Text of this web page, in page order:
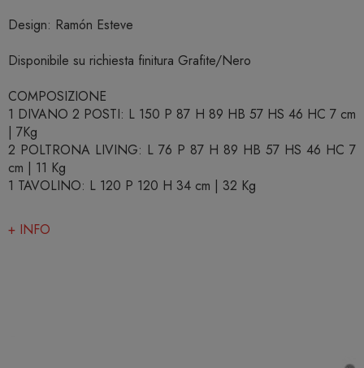
Design: Ramón Esteve
Disponibile su richiesta finitura Grafite/Nero
COMPOSIZIONE
1 DIVANO 2 POSTI: L 150 P 87 H 89 HB 57 HS 46 HC 7 cm
| 7Kg
2 POLTRONA LIVING: L 76 P 87 H 89 HB 57 HS 46 HC 7
cm | 11 Kg
1 TAVOLINO: L 120 P 120 H 34 cm | 32 Kg
+ INFO